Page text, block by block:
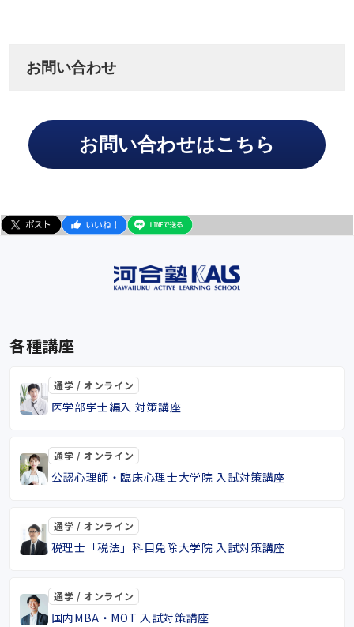
お問い合わせ
お問い合わせはこちら
各種講座
通学 / オンライン
医学部学士編入 対策講座
通学 / オンライン
公認心理師・臨床心理士大学院 入試対策講座
通学 / オンライン
税理士「税法」科目免除大学院 入試対策講座
通学 / オンライン
国内MBA・MOT 入試対策講座